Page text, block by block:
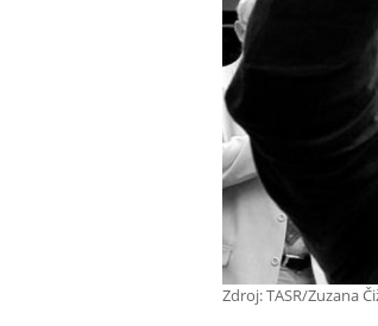
Zdroj: TASR/Zuzana